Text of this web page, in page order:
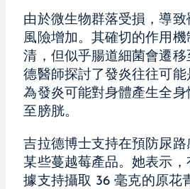
由於微生物群落受損，導致
風險增加。其確切的作用機
清，但似乎腸道細菌會遷
德醫師探討了發炎往往可能
為發炎可能對身體產生全身
至膀胱。
吉拉德博士支持在預防尿路
某些蔓越莓產品。她表示
據支持攝取 36 毫克的原花